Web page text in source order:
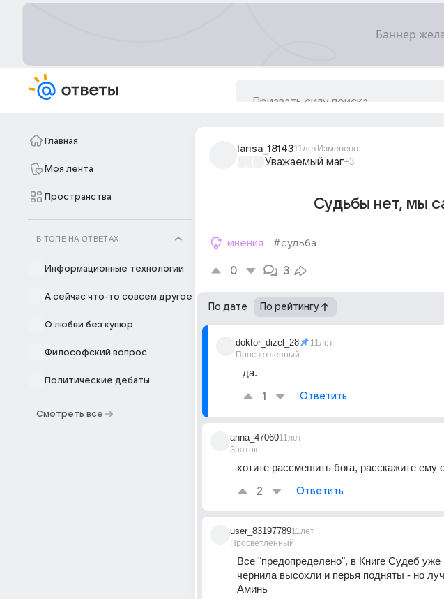
Главная
Моя лента
Пространства
В ТОПЕ НА ОТВЕТАХ
Информационные технологии
А сейчас что-то совсем другое
О любви без купюр
Философский вопрос
Политические дебаты
Смотреть все
larisa_1814311летИзменено
Уважаемый маг+3
Судьбы нет, мы
мнения #судьба
0 3
По дате По рейтингу
doktor_dizel_28
Просветленный
11лет
да.
1 Ответить
anna_47060
Знаток
11лет
хотите рассмешить бога, расскажите ему
2 Ответить
user_83197789
Просветленный
11лет
Все "предопределено", в Книге Судеб уже
чернила высохли и перья подняты - но
Аминь